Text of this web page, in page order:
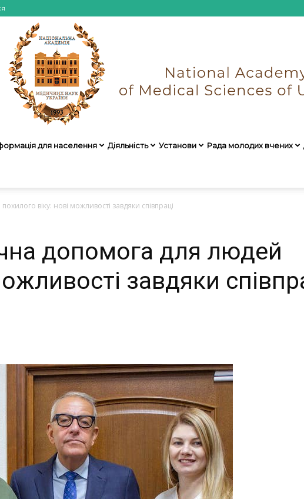
України
для населення Діяльність Установи Рада молодих вчених
віку: нові можливості завдяки співпраці
допомога для людей
завдяки